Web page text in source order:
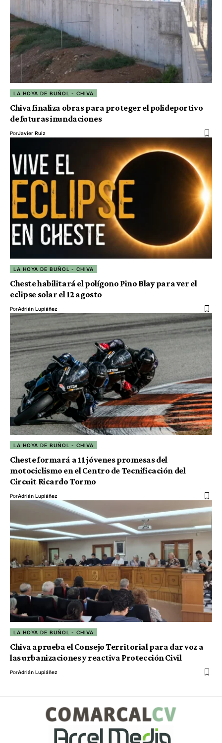
LA HOYA DE BUÑOL - CHIVA
Chiva finaliza obras para proteger el polideportivo
de futuras inundaciones
PorJavier Ruiz
LA HOYA DE BUÑOL - CHIVA
Cheste habilitará el polígono Pino Blay para ver el
eclipse solar el 12 agosto
PorAdrián Lupiáñez
LA HOYA DE BUÑOL - CHIVA
Cheste formará a 11 jóvenes promesas del
motociclismo en el Centro de Tecnificación del
Circuit Ricardo Tormo
PorAdrián Lupiáñez
LA HOYA DE BUÑOL - CHIVA
Chiva aprueba el Consejo Territorial para dar voz a
las urbanizaciones y reactiva Protección Civil
PorAdrián Lupiáñez